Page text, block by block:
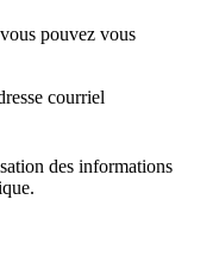
pouvez vous
courriel
des informations